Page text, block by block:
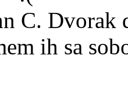
C. Dvorak
ih sa